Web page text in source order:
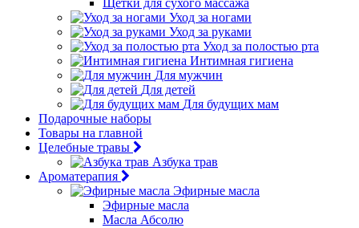
Щетки для сухого массажа
Уход за ногами
Уход за руками
Уход за полостью рта
Интимная гигиена
Для мужчин
Для детей
Для будущих мам
Подарочные наборы
Товары на главной
Целебные травы
Азбука трав
Ароматерапия
Эфирные масла
Эфирные масла
Масла Абсолю